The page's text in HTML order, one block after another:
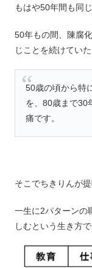
もはや50年間も同
50年もの間、陳腐
じことを続けてい
50歳の頃から特
を、80歳まで30
痛です。
そこでちきりんが
一生に2パターンの
しむという生き方で